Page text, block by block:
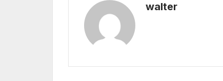
walter